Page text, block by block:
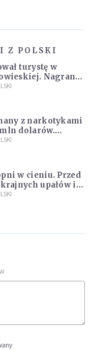
Z POLSKI
turystę w
Nagranie
z narkotykami
dolarów.
że latał
w cieniu. Przed
upałów i